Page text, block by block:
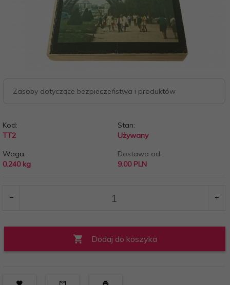
Zasoby dotyczące bezpieczeństwa i produktów
Kod:
TT2
Stan:
Używany
Waga:
0.240 kg
Dostawa od:
9.00 PLN
Dodaj do koszyka